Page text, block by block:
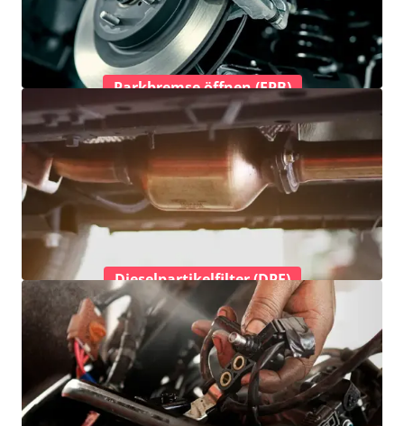
Parkbremse öffnen (EPB)
Dieselpartikelfilter (DPF)